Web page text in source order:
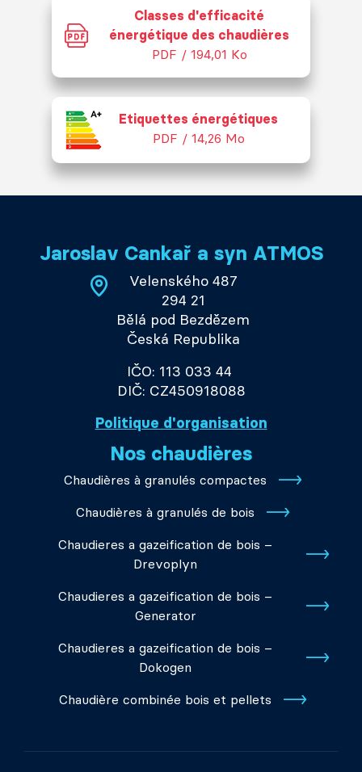
Classes d'efficacité
énergétique des chaudières
PDF / 194,01 Ko
Etiquettes énergétiques
PDF / 14,26 Mo
Jaroslav Cankař a syn ATMOS
Velenského 487
294 21
Bělá pod Bezdězem
Česká Republika
IČO: 113 033 44
DIČ: CZ450918088
Politique d'organisation
Nos chaudières
Chaudières à granulés compactes
Chaudières à granulés de bois
Chaudieres a gazeification de bois –
Drevoplyn
Chaudieres a gazeification de bois –
Generator
Chaudieres a gazeification de bois –
Dokogen
Chaudière combinée bois et pellets